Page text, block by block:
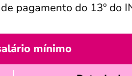
pagamento do 13º do
mínimo